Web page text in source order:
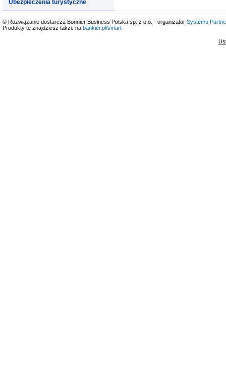
Ubezpieczenia turystyczne
© Rozwiązanie dostarcza Bonnier Business Polska sp. z o.o. - organizator Systemu
Produkty te znajdziesz także na bankier.pl/smart